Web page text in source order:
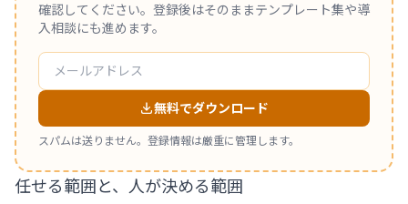
確認してください。登録後はそのままテンプレート集や導
入相談にも進めます。
無料でダウンロード
スパムは送りません。登録情報は厳重に管理します。
任せる範囲と、人が決める範囲